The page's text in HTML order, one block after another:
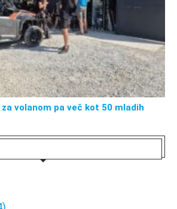
volanom pa več kot 50 mladih